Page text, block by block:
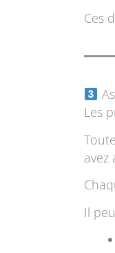
Ces
Les
avez
Il